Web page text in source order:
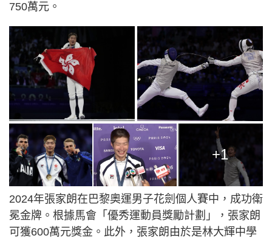
750萬元。
+1
2024年張家朗在巴黎奧運男子花劍個人賽中，成功衛
冕金牌。根據馬會「優秀運動員獎勵計劃」，張家朗
可獲600萬元獎金。此外，張家朗由於是林大輝中學